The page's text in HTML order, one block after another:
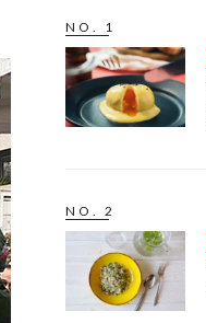
NO. 1
NO. 2